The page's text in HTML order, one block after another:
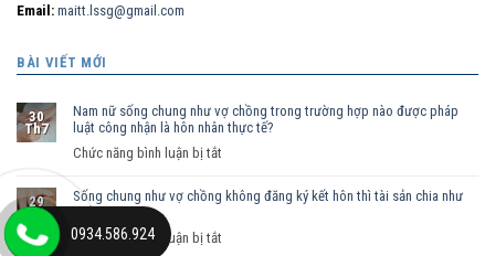
Email: maitt.lssg@gmail.com
BÀI VIẾT MỚI
30
Th7
Nam nữ sống chung như vợ chồng trong trường hợp nào được pháp
luật công nhận là hôn nhân thực tế?
Chức năng bình luận bị tắt
nữ
29
Th7
Sống chung như vợ chồng không đăng ký kết hôn thì tài sản chia như
Chức năng bình luận bị tắt
0934.586.924